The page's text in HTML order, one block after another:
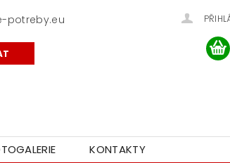
potreby.eu
KONTAKTY